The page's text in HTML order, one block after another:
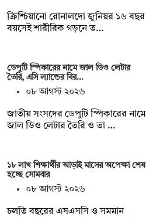
ক্রিশ্চিয়ানো রোনালদো জুনিয়র ১৬ বছর
বয়সেই শারীরিক গড়নে ত…
ডেপুটি স্পিকারের নামে জাল ডিও লেটার
তৈরি, এসি ল্যান্ডের বির…
০৮ আগস্ট ২০২৬
জাতীয় সংসদের ডেপুটি স্পিকারের নামে
জাল ডিও লেটার তৈরি ও তা …
১৮ লাখ শিক্ষার্থীর আড়াই মাসের অপেক্ষা শেষ
হচ্ছে সোমবার
০৮ আগস্ট ২০২৬
চলতি বছরের এসএসসি ও সমমান